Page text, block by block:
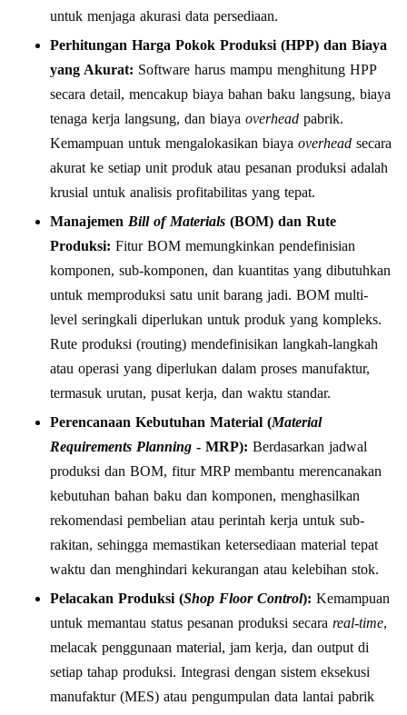
untuk menjaga akurasi data persediaan.
Perhitungan Harga Pokok Produksi (HPP) dan Biaya
yang Akurat: Software harus mampu menghitung HPP
secara detail, mencakup biaya bahan baku langsung, biaya
tenaga kerja langsung, dan biaya overhead pabrik.
Kemampuan untuk mengalokasikan biaya overhead secara
akurat ke setiap unit produk atau pesanan produksi adalah
krusial untuk analisis profitabilitas yang tepat.
Manajemen Bill of Materials (BOM) dan Rute
Produksi: Fitur BOM memungkinkan pendefinisian
komponen, sub-komponen, dan kuantitas yang dibutuhkan
untuk memproduksi satu unit barang jadi. BOM multi-
level seringkali diperlukan untuk produk yang kompleks.
Rute produksi (routing) mendefinisikan langkah-langkah
atau operasi yang diperlukan dalam proses manufaktur,
termasuk urutan, pusat kerja, dan waktu standar.
Perencanaan Kebutuhan Material (Material
Requirements Planning - MRP): Berdasarkan jadwal
produksi dan BOM, fitur MRP membantu merencanakan
kebutuhan bahan baku dan komponen, menghasilkan
rekomendasi pembelian atau perintah kerja untuk sub-
rakitan, sehingga memastikan ketersediaan material tepat
waktu dan menghindari kekurangan atau kelebihan stok.
Pelacakan Produksi (Shop Floor Control): Kemampuan
untuk memantau status pesanan produksi secara real-time,
melacak penggunaan material, jam kerja, dan output di
setiap tahap produksi. Integrasi dengan sistem eksekusi
manufaktur (MES) atau pengumpulan data lantai pabrik